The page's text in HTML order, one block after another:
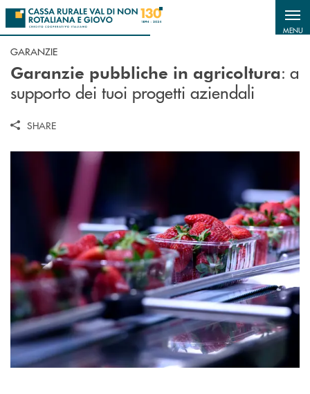
Salta al contenuto principale
MENU
GARANZIE
Garanzie pubbliche in agricoltura: a
supporto dei tuoi progetti aziendali
SHARE